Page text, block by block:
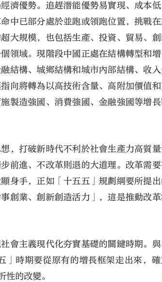
濟優勢。追趕潛能優勢易實現、成本
中已部分處於並跑或領跑位置，挑戰
大規模，也包括生產、投資、貿易、
領域。現階段中國正處在結構轉型和
結構、城鄉結構和城市內部結構、收
向將轉為以高技術含量、高附加價值
製造強國、消費強國、金融強國等增長
，打破新時代不利於社會生產力高質量
前進、不改革則退的大道理。改革需
身手，正如「十五五」規劃綱要所提
創業、創新創造活力」，這是推動改
會主義現代化夯實基礎的關鍵時期。
」時期要從原有的增長框架走出來，
的改變。